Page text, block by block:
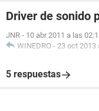
Driver de sonido
JNR - 10 abr 2011 a las
WINEDRO - 23 oct 2013
5 respuestas